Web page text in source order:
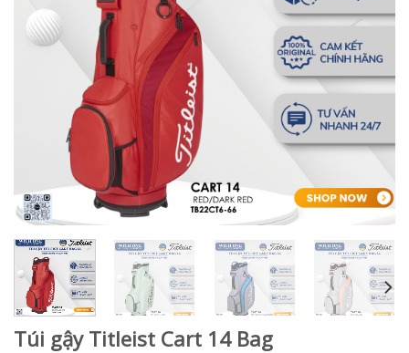
Túi gậy Titleist Cart 14 Bag